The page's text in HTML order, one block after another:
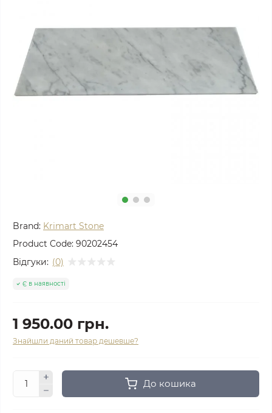
Brand: Krimart Stone
Product Code: 90202454
Відгуки: (0)
Є в наявності
1 950.00 грн.
Знайшли даний товар дешевше?
До кошика